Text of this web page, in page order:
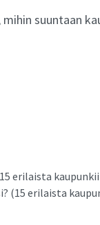
suuntaan
erilaista
(15 erilaista